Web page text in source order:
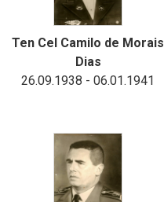
Ten Cel Camilo de Morais
Dias
26.09.1938 - 06.01.1941